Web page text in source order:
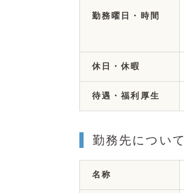
勤務曜日・時間
休日・休暇
待遇・福利厚生
勤務先について
名称